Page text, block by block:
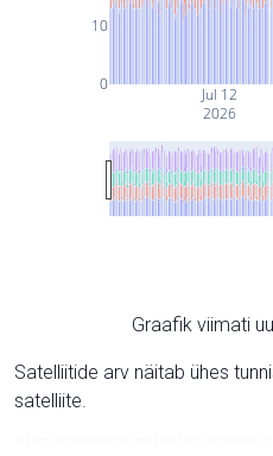
Jul 12
2026
0
10
Graafik viimati
Satelliitide arv näitab ühes
satelliite.